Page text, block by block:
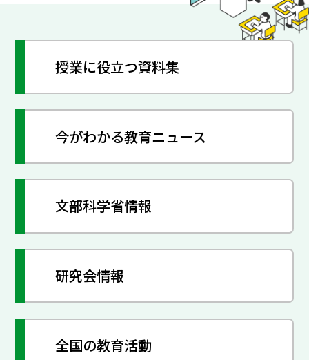
授業に役立つ資料集
今がわかる教育ニュース
文部科学省情報
研究会情報
全国の教育活動